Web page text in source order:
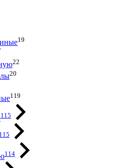
19
22
20
119
115
115
114